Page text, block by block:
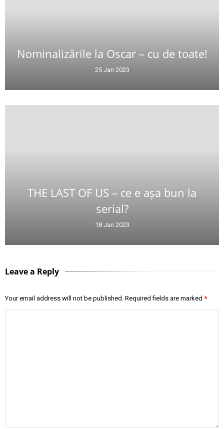
Nominalizările la Oscar – cu de toate!
25 Jan 2023
THE LAST OF US – ce e așa bun la
serial?
18 Jan 2023
Leave a Reply
Your email address will not be published. Required fields are marked *